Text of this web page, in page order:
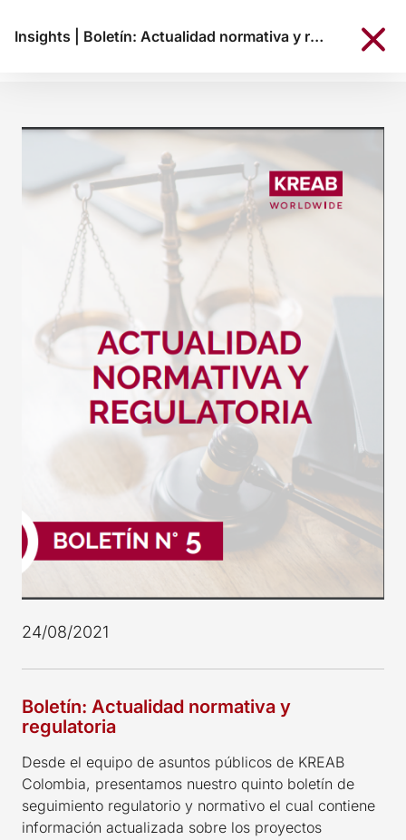
Insights Boletín: Actualidad normativa y regulatoria
24/08/2021
Boletín: Actualidad normativa y
regulatoria
Desde el equipo de asuntos públicos de KREAB
Colombia, presentamos nuestro quinto boletín de
seguimiento regulatorio y normativo el cual contiene
información actualizada sobre los proyectos